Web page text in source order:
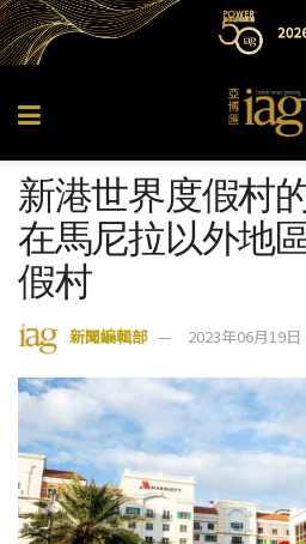
新港世界度假村
在馬尼拉以外地
假村
新聞編輯部 2023年06月19日